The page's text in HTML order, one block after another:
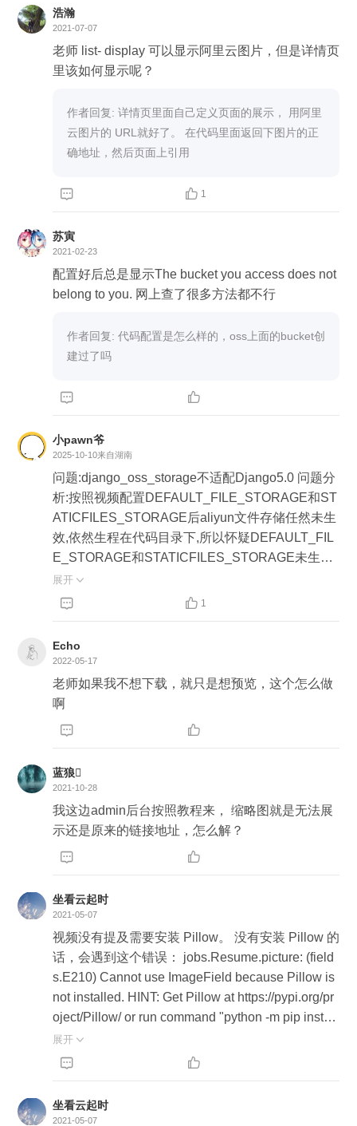
交 一个 PR 到 oss2 呢？都是一家人嘛 我觉得 oss2
其实也该默认使用 HTTPS，安全大于天！ 我提交
一个 PR，如果成功，这个 PR 将会是一个最小 P
R，只增加了一个字符：s！
浩瀚
2021-07-07
老师 list- display 可以显示阿里云图片，但是详情页
里该如何显示呢？
作者回复: 详情页里面自己定义页面的展示， 用阿里
云图片的 URL就好了。 在代码里面返回下图片的正
确地址，然后页面上引用
  1
苏寅
2021-02-23
配置好后总是显示The bucket you access does not
belong to you. 网上查了很多方法都不行
作者回复: 代码配置是怎么样的，oss上面的bucket创
建过了吗
 
小pawn爷
2025-10-10来自湖南
问题:django_oss_storage不适配Django5.0 问题分
析:按照视频配置DEFAULT_FILE_STORAGE和ST
ATICFILES_STORAGE后aliyun文件存储任然未生
效,依然生程在代码目录下,所以怀疑DEFAULT_FIL
E_STORAGE和STATICFILES_STORAGE未生效,
后查询官方文档发现django5.1中已经将DEFAULT
_FILE_STORAGE 和 STATICFILES_STORAGE移
diaStorage', }, "staticfiles": { "BACKEND": "django.
contrib.staticfiles.storage.StaticFilesStorage", }, }
这次配置成功后发现报如下错 Could not find backe
ge': cannot import name 'force_text' from 'django.uti
e没有是适配5.0需要手动修改django-oss-storage -
etime from django.core.files import File from djang
o.core.exceptions import ImproperlyConfigured, Su
spiciousOperation from django.core.files.storage i
om django.utils.encoding import force_text, force_b
ytes # 这里注释掉原来的导入 from django.utils.enc
oding import force_bytes from django.utils.encodin
g import force_str as force_text # 这里自己手动导
入 from django.utils.deconstruct import deconstruct
ible # from django.utils.timezone import utc # 这里
注释掉原来的导入 from datetime import timezone #
这里自己手动导入 utc = timezone.utc from tempfile
import SpooledTemporaryFile import oss2.utils imp
Bucket, ObjectIterator, BUCKET_ACL_PRIVATE fr
om .defaults import logger ```
展开 
  1
Echo
2022-05-17
老师如果我不想下载，就只是想预览，这个怎么做
啊
 
蓝狼
2021-10-28
我这边admin后台按照教程来， 缩略图就是无法展
示还是原来的链接地址，怎么解？
 
坐看云起时
2021-05-07
视频没有提及需要安装 Pillow。 没有安装 Pillow 的
话，会遇到这个错误： jobs.Resume.picture: (field
s.E210) Cannot use ImageField because Pillow is
not installed. HINT: Get Pillow at https://pypi.org/pr
oject/Pillow/ or run command "python -m pip install
Pillow".
展开 
 
坐看云起时
2021-05-07